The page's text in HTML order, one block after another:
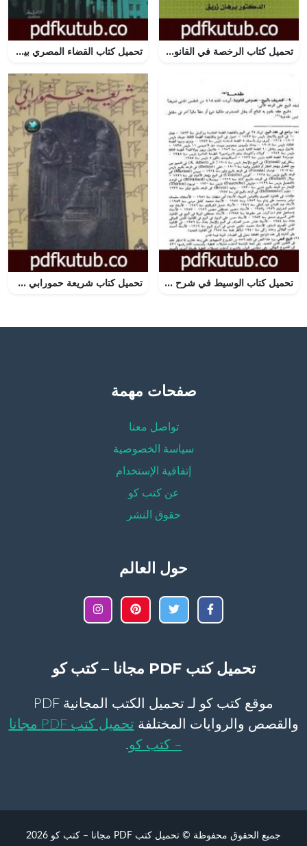
تحميل كتاب الرخصة في القانون الاداري PDF تأليف د. برهان زريق مجانا [كامل] تحميل كتاب القضاء المصري بين الاستقلال والاحتواء PDF تأليف طارق البشري مجانا [كامل]
تحميل كتاب الوسيط في شرح القانون المدني الجديد الجزء الرابع – العقود التي ترد على الملكية PDF تأليف عبد الرزاق السنهوري مجانا [كامل] تحميل كتاب شريعة حمورابي PDF تأليف إصدارات مجانا [كامل]
صفحات مهمة
تواصل معنا
سياسة الخصوصية
إتفاقية الإستخدام
عن كتب كو
حقوق النشر
حول العالم
تحميل كتب PDF مجانا – كتب كو
موقع كتب كو لـ تحميل الكتب المجانية PDF
والقصص والروايات المختلفة
تحميل كتب PDF مجانا
– كتب كو.
جميع الحقوق محفوظة © تحميل كتب PDF مجانا – كتب كو 2026